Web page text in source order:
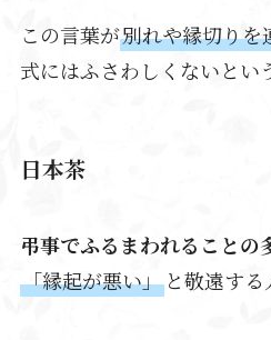
この言葉が別れや縁切りを
式にはふさわしくないとい
日本茶
弔事でふるまわれることの
「縁起が悪い」と敬遠する